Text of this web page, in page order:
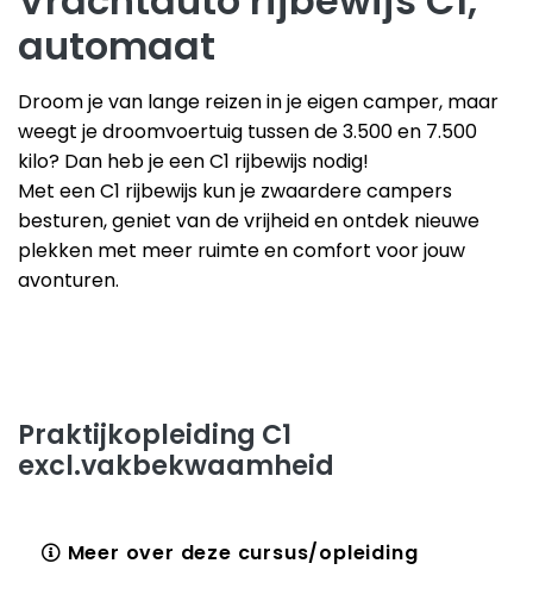
automaat
Droom je van lange reizen in je eigen camper, maar
weegt je droomvoertuig tussen de 3.500 en 7.500
kilo? Dan heb je een C1 rijbewijs nodig!
Met een C1 rijbewijs kun je zwaardere campers
besturen, geniet van de vrijheid en ontdek nieuwe
plekken met meer ruimte en comfort voor jouw
avonturen.
Praktijkopleiding C1
excl.vakbekwaamheid
Meer over deze cursus/opleiding